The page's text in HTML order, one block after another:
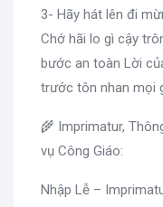
3- Hãy hát lên đi
Chớ hãi lo gì cậy
bước an toàn Lời
trước tôn nhan mọi
🌾 Imprimatur,
vụ Công Giáo:
Nhập Lễ –